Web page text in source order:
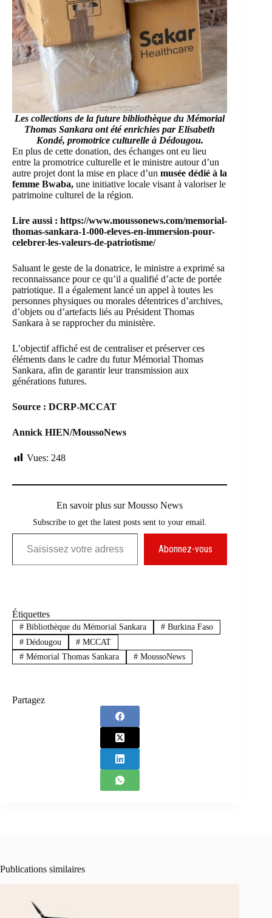
Les collections de la future bibliothèque du Mémorial
Thomas Sankara ont été enrichies par Elisabeth
Kondé, promotrice culturelle à Dédougou.
En plus de cette donation, des échanges ont eu lieu
entre la promotrice culturelle et le ministre autour d’un
autre projet dont la mise en place d’un musée dédié à la
femme Bwaba, une initiative locale visant à valoriser le
patrimoine culturel de la région.
Lire aussi : https://www.moussonews.com/memorial-
thomas-sankara-1-000-eleves-en-immersion-pour-
celebrer-les-valeurs-de-patriotisme/
Saluant le geste de la donatrice, le ministre a exprimé sa
reconnaissance pour ce qu’il a qualifié d’acte de portée
patriotique. Il a également lancé un appel à toutes les
personnes physiques ou morales détentrices d’archives,
d’objets ou d’artefacts liés au Président Thomas
Sankara à se rapprocher du ministère.
L’objectif affiché est de centraliser et préserver ces
éléments dans le cadre du futur Mémorial Thomas
Sankara, afin de garantir leur transmission aux
générations futures.
Source : DCRP-MCCAT
Annick HIEN/MoussoNews
Vues: 248
En savoir plus sur Mousso News
Subscribe to get the latest posts sent to your email.
Saisissez votre adresse e-mail…
Abonnez-vous
Étiquettes
#Bibliothèque du Mémorial Sankara #Burkina Faso
#Dédougou #MCCAT
#Mémorial Thomas Sankara #MoussoNews
Partagez
Publications similaires